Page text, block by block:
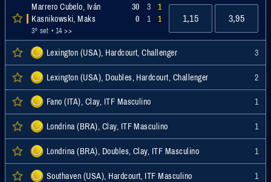
Marrero Cubelo, Iván
Kasnikowski, Maks
3º set • 14 >>
30
0
3
1
1
1
1,15 3,95
Lexington (USA), Hardcourt, Challenger 3
Lexington (USA), Doubles, Hardcourt, Challenger 2
Fano (ITA), Clay, ITF Masculino 1
Londrina (BRA), Clay, ITF Masculino 1
Londrina (BRA), Doubles, Clay, ITF Masculino 1
Southaven (USA), Hardcourt, ITF Masculino 1